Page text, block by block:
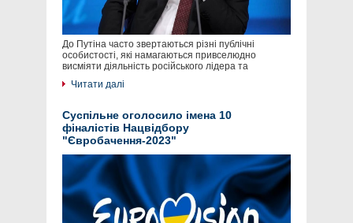
До Путіна часто звертаються різні публічні
особистості, які намагаються привселюдно
висміяти діяльність російського лідера та
Читати далі
Суспільне оголосило імена 10
фіналістів Нацвідбору
"Євробачення-2023"